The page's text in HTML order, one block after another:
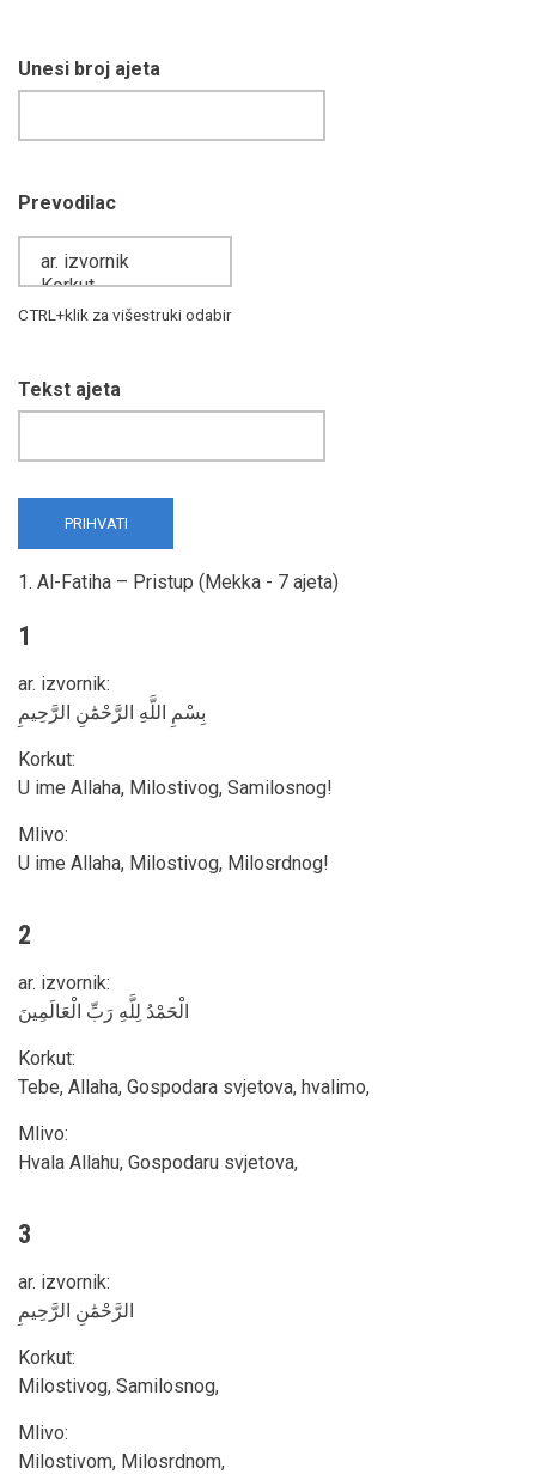
Unesi broj ajeta
Prevodilac
CTRL+klik za višestruki odabir
Tekst ajeta
1. Al-Fatiha – Pristup (Mekka - 7 ajeta)
1
ar. izvornik:
بِسْمِ اللَّهِ الرَّحْمَٰنِ الرَّحِيمِ
Korkut:
U ime Allaha, Milostivog, Samilosnog!
Mlivo:
U ime Allaha, Milostivog, Milosrdnog!
2
ar. izvornik:
الْحَمْدُ لِلَّهِ رَبِّ الْعَالَمِينَ
Korkut:
Tebe, Allaha, Gospodara svjetova, hvalimo,
Mlivo:
Hvala Allahu, Gospodaru svjetova,
3
ar. izvornik:
الرَّحْمَٰنِ الرَّحِيمِ
Korkut:
Milostivog, Samilosnog,
Mlivo:
Milostivom, Milosrdnom,